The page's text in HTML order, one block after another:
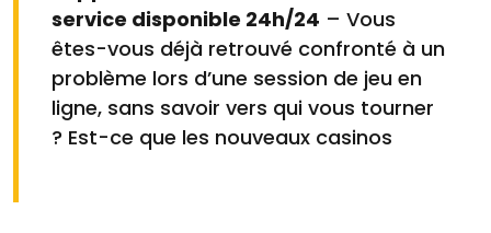
service disponible 24h/24 – Vous
êtes-vous déjà retrouvé confronté à un
problème lors d’une session de jeu en
ligne, sans savoir vers qui vous tourner
? Est-ce que les nouveaux casinos